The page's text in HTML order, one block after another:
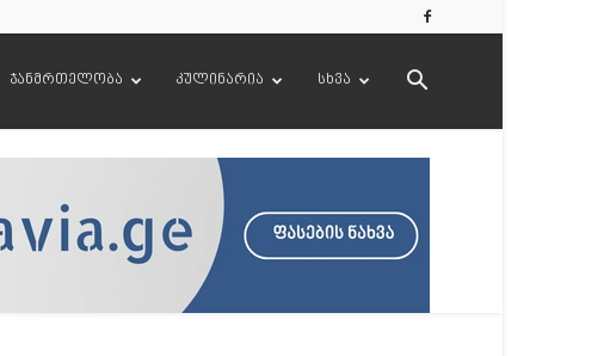
ჯანმრთელობა კულინარია სხვა